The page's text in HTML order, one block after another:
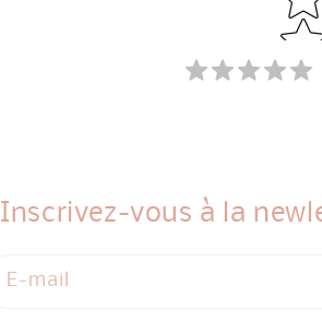
Inscrivez-vous à la
E-mail